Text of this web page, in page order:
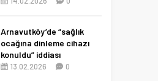
Arnavutköy’de “sağlık
ocağına dinleme cihazı
konuldu” iddiası
13.02.2026 0